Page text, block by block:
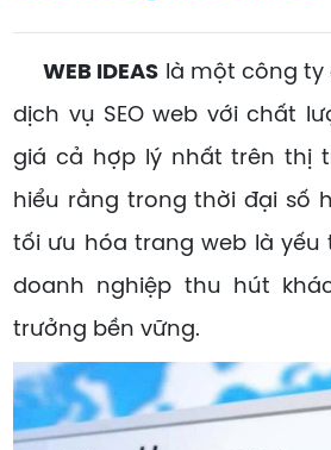
WEB IDEAS là một công
dịch vụ SEO web với chất
giá cả hợp lý nhất trên thị
hiểu rằng trong thời đại số
tối ưu hóa trang web là yếu
doanh nghiệp thu hút
trưởng bền vững.